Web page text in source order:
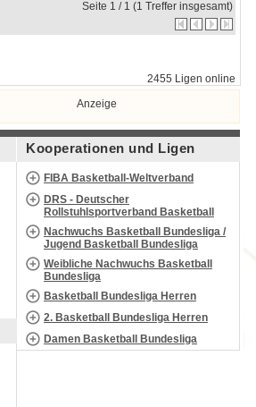
Seite 1 / 1 (1 Treffer insgesamt)
2455 Ligen online
Anzeige
Kooperationen und Ligen
FIBA Basketball-Weltverband
DRS - Deutscher
Rollstuhlsportverband Basketball
Nachwuchs Basketball Bundesliga /
Jugend Basketball Bundesliga
Weibliche Nachwuchs Basketball
Bundesliga
Basketball Bundesliga Herren
2. Basketball Bundesliga Herren
Damen Basketball Bundesliga